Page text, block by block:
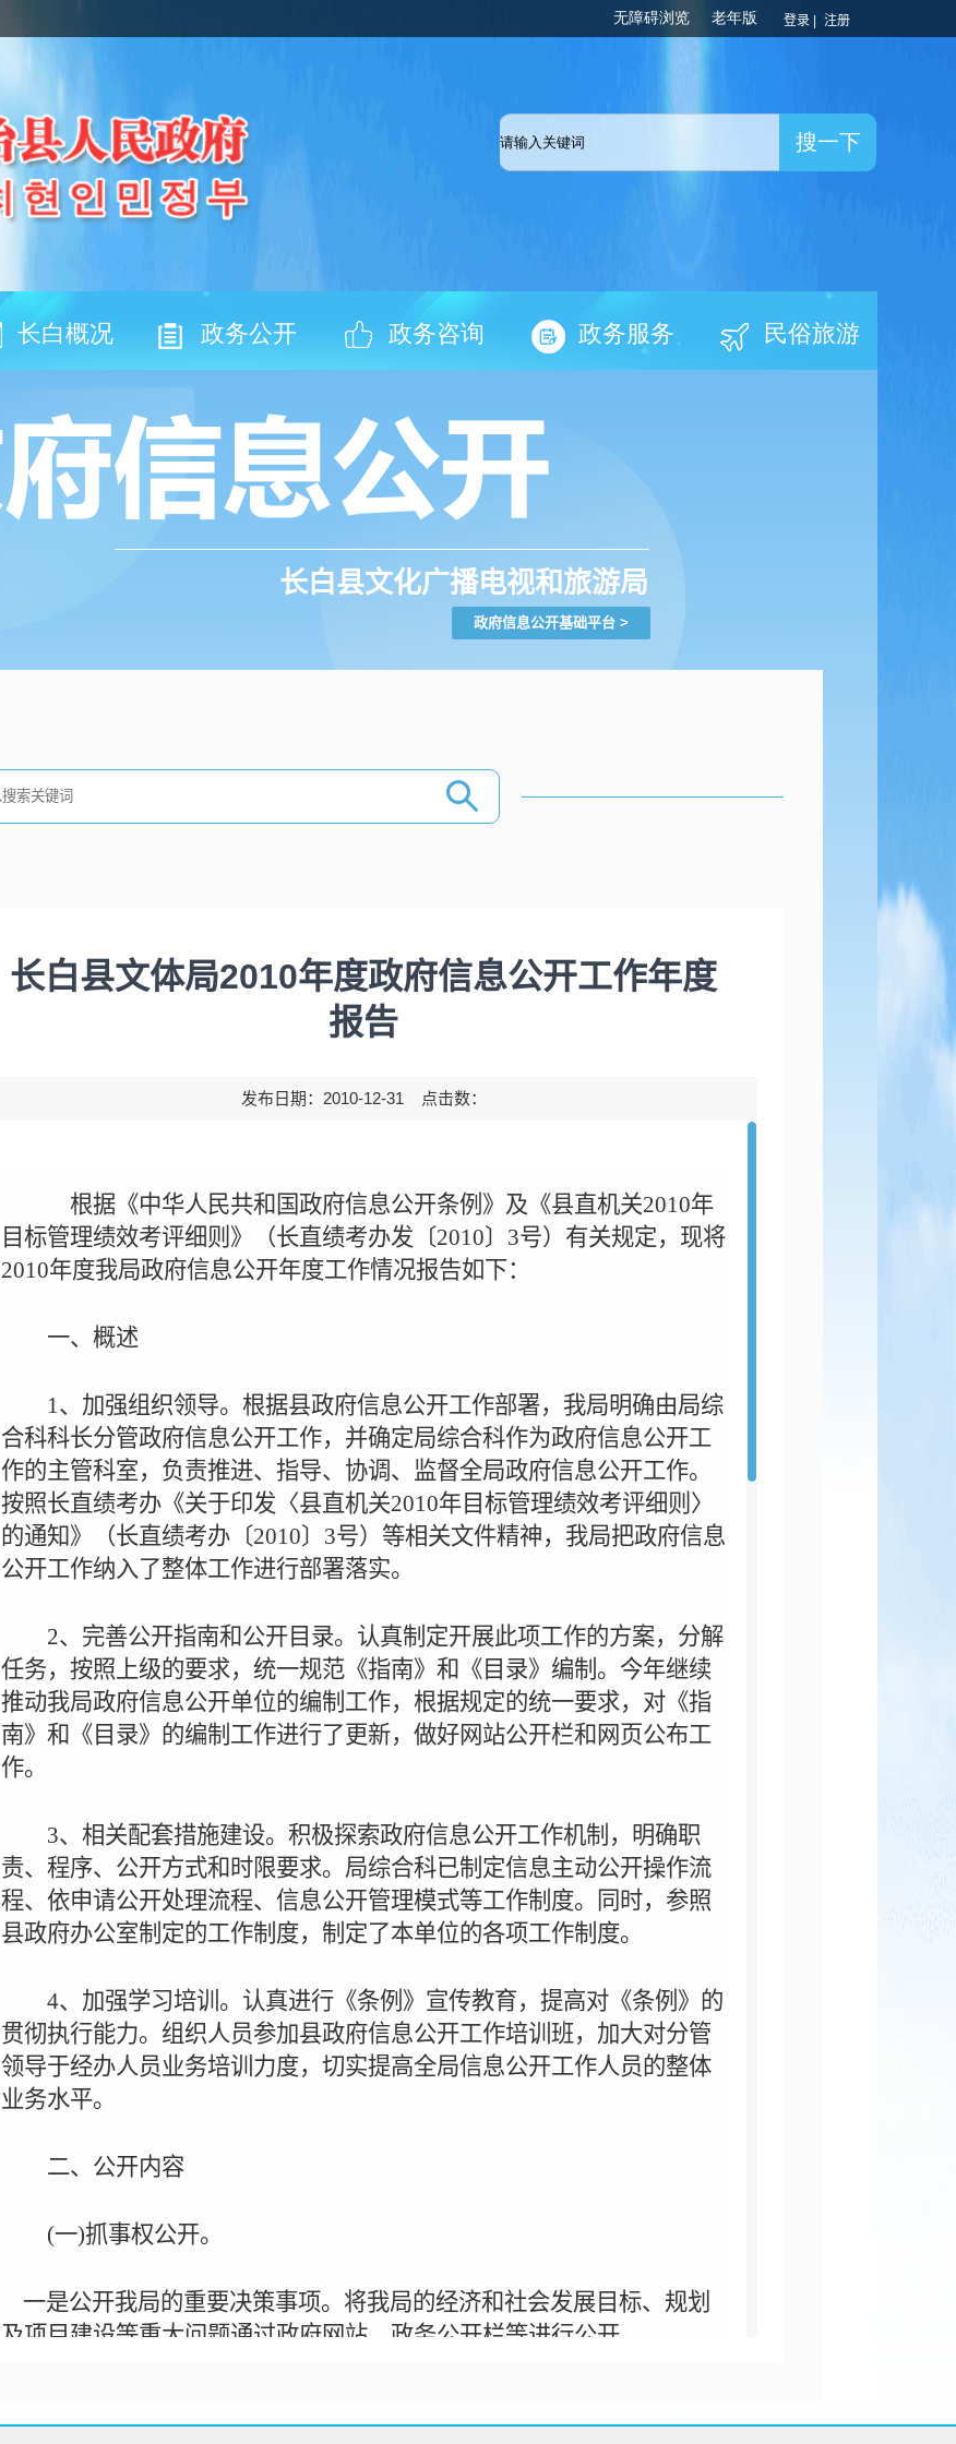
登录 | 注册
长白县文化广播电视和旅游局
政府信息公开基础平台 >
长白县文体局2010年度政府信息公开工作年度
报告
发布日期：2010-12-31 点击数：
根据《中华人民共和国政府信息公开条例》及《县直机关2010年
目标管理绩效考评细则》（长直绩考办发〔2010〕 3号）有关规定，现将
2010年度我局政府信息公开年度工作情况报告如下：
一、概述
1、加强组织领导。根据县政府信息公开工作部署，我局明确由局综
合科科长分管政府信息公开工作，并确定局综合科作为政府信息公开工
作的主管科室，负责推进、指导、协调、监督全局政府信息公开工作。
按照长直绩考办《关于印发〈县直机关2010年目标管理绩效考评细则〉
的通知》（长直绩考办〔2010〕 3号）等相关文件精神，我局把政府信息
公开工作纳入了整体工作进行部署落实。
2、完善公开指南和公开目录。认真制定开展此项工作的方案，分解
任务，按照上级的要求，统一规范《指南》和《目录》编制。今年继续
推动我局政府信息公开单位的编制工作，根据规定的统一要求，对《指
南》和《目录》的编制工作进行了更新，做好网站公开栏和网页公布工
作。
3、相关配套措施建设。积极探索政府信息公开工作机制，明确职
责、程序、公开方式和时限要求。局综合科已制定信息主动公开操作流
程、依申请公开处理流程、信息公开管理模式等工作制度。同时，参照
县政府办公室制定的工作制度，制定了本单位的各项工作制度。
4、加强学习培训。认真进行《条例》宣传教育，提高对《条例》的
贯彻执行能力。组织人员参加县政府信息公开工作培训班，加大对分管
领导于经办人员业务培训力度，切实提高全局信息公开工作人员的整体
业务水平。
二、公开内容
(一)抓事权公开。
一是公开我局的重要决策事项。将我局的经济和社会发展目标、规划
及项目建设等重大问题通过政府网站、政务公开栏等进行公开。
关制度，并将相关制度在政府信息网上公布，全面公开行政审批内容和